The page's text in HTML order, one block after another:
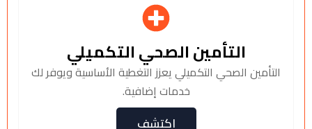
التأمين الصحي التكميلي
التأمين الصحي التكميلي يعزز التغطية الأساسية ويوفر لك
خدمات إضافية.
اكتشف